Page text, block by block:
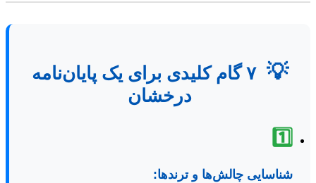
💡
۷ گام کلیدی برای یک پایان‌نامه
درخشان
1️⃣
شناسایی چالش‌ها و ترندها: